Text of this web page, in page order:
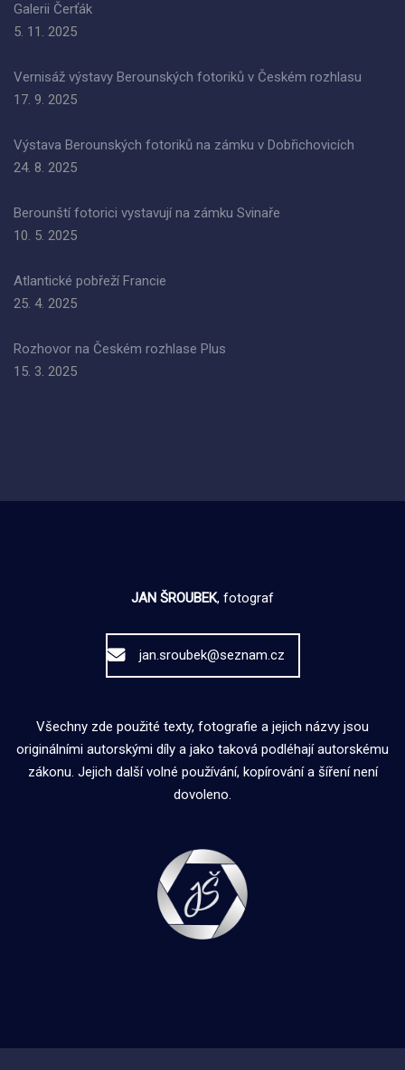
Galerii Čerťák
5. 11. 2025
Vernisáž výstavy Berounských fotoriků v Českém rozhlasu
17. 9. 2025
Výstava Berounských fotoriků na zámku v Dobřichovicích
24. 8. 2025
Berounští fotorici vystavují na zámku Svinaře
10. 5. 2025
Atlantické pobřeží Francie
25. 4. 2025
Rozhovor na Českém rozhlase Plus
15. 3. 2025
JAN ŠROUBEK, fotograf
jan.sroubek@seznam.cz
Všechny zde použité texty, fotografie a jejich názvy jsou
originálními autorskými díly a jako taková podléhají autorskému
zákonu. Jejich další volné používání, kopírování a šíření není
dovoleno.